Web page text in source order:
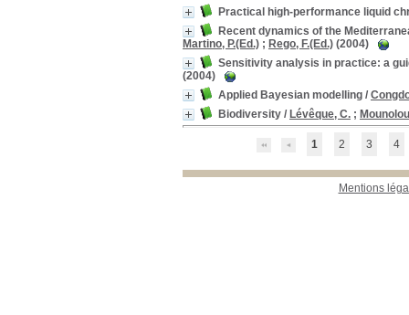
Practical high-performance liquid
Recent dynamics of the
Martino, P.(Ed.) ; Rego, F.(Ed.) (2004)
Sensitivity analysis in practice: a
(2004)
Applied Bayesian modelling /
Biodiversity / Lévêque, C. ;
1 2 3 4
Mentions